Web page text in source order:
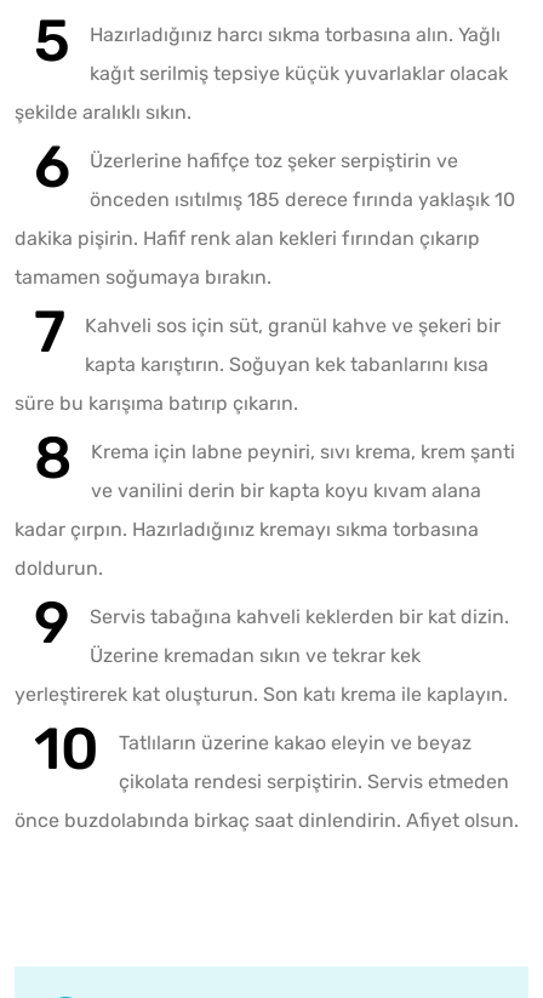
Hazırladığınız harcı sıkma torbasına alın. Yağlı
kağıt serilmiş tepsiye küçük yuvarlaklar olacak
şekilde aralıklı sıkın.
Üzerlerine hafifçe toz şeker serpiştirin ve
önceden ısıtılmış 185 derece fırında yaklaşık 10
dakika pişirin. Hafif renk alan kekleri fırından çıkarıp
tamamen soğumaya bırakın.
Kahveli sos için süt, granül kahve ve şekeri bir
kapta karıştırın. Soğuyan kek tabanlarını kısa
süre bu karışıma batırıp çıkarın.
Krema için labne peyniri, sıvı krema, krem şanti
ve vanilini derin bir kapta koyu kıvam alana
kadar çırpın. Hazırladığınız kremayı sıkma torbasına
doldurun.
Servis tabağına kahveli keklerden bir kat dizin.
Üzerine kremadan sıkın ve tekrar kek
yerleştirerek kat oluşturun. Son katı krema ile kaplayın.
Tatlıların üzerine kakao eleyin ve beyaz
çikolata rendesi serpiştirin. Servis etmeden
önce buzdolabında birkaç saat dinlendirin. Afiyet olsun.